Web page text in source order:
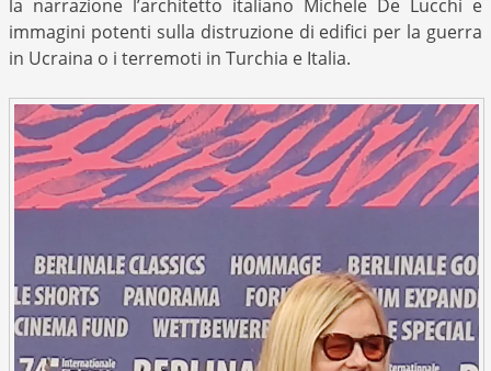
la narrazione l’architetto italiano Michele De Lucchi e
immagini potenti sulla distruzione di edifici per la guerra
in Ucraina o i terremoti in Turchia e Italia.